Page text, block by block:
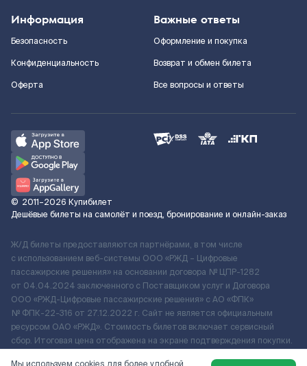
Информация
Безопасность
Конфиденциальность
Оферта
Важные ответы
Оформление и покупка
Возврат и обмен билета
Все вопросы и ответы
© 2011–2026 Купибилет
Дешёвые билеты на самолёт и поезд, бронирование и онлайн-заказ
Ж/Д билеты предоставляются партнёрами, в том числе
с использованием веб-системы ООО «РЖД – Цифровые
пассажирские решения» на основании договора № ЦПР-1282
от 04.04.2024 заключенного с Поставщиком услуг и Договора
ООО «РЖД-Цифровые пассажирские решения» c АО «ФПК»
№ ФПК-22-316 от 27.12.2022 г. Сайт не является официальным
ресурсом ОАО «РЖД». Стоимость билетов включает сервисный
сбор. Итоговая цена отображена на экране подтверждения покупки.